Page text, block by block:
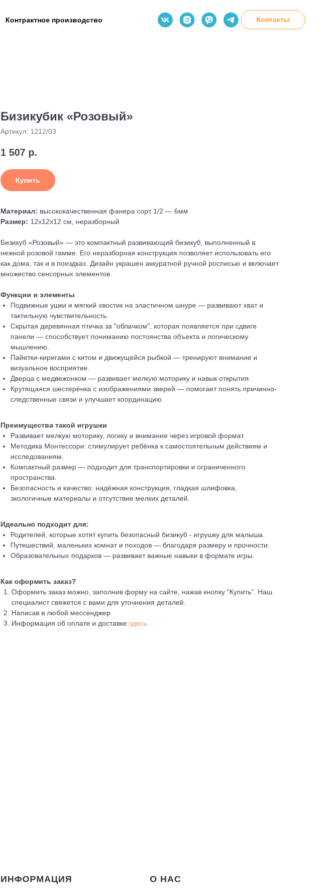
Контрактное производство Контакты
Бизикубик «Розовый»
Артикул: 1212/03
1 507 р.
Купить
Материал: высококачественная фанера сорт 1/2 — 6мм
Размер: 12х12х12 см, неразборный
Бизикуб «Розовый» — это компактный развивающий бизикуб, выполненный в
нежной розовой гамме. Его неразборная конструкция позволяет использовать его
как дома, так и в поездках. Дизайн украшен аккуратной ручной росписью и включает
множество сенсорных элементов.
Функции и элементы
Подвижные ушки и мягкий хвостик на эластичном шнуре — развивают хват и
тактильную чувствительность.
Скрытая деревянная птичка за "облачком", которая появляется при сдвиге
панели — способствует пониманию постоянства объекта и логическому
мышлению.
Пайетки-киригами с китом и движущейся рыбкой — тренируют внимание и
визуальное восприятие.
Дверца с медвежонком — развивает мелкую моторику и навык открытия.
Крутящаяся шестерёнка с изображениями зверей — помогает понять причинно-
следственные связи и улучшает координацию.
Преимущества такой игрушки
Развивает мелкую моторику, логику и внимание через игровой формат.
Методика Монтессори: стимулирует ребёнка к самостоятельным действиям и
исследованиям.
Компактный размер — подходит для транспортировки и ограниченного
пространства.
Безопасность и качество: надёжная конструкция, гладкая шлифовка,
экологичные материалы и отсутствие мелких деталей.
Идеально подходит для:
Родителей, которые хотят купить безопасный бизикуб - игрушку для малыша.
Путешествий, маленьких комнат и походов — благодаря размеру и прочности.
Образовательных подарков — развивает важные навыки в формате игры.
Как оформить заказ?
Оформить заказ можно, заполнив форму на сайте, нажав кнопку “Купить”. Наш
специалист свяжется с вами для уточнения деталей.
Написав в любой мессенджер
Информация об оплате и доставке здесь
ИНФОРМАЦИЯ О НАС